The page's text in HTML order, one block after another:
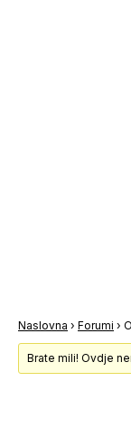
Naslovna › Forumi ›
Brate mili! Ovdje